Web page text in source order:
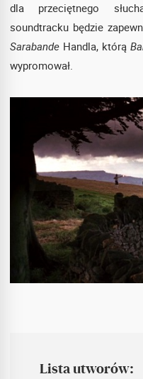
dla przeciętnego
soundtracku będzie
Sarabande Handla, którą
wypromował.
Lista utworów: